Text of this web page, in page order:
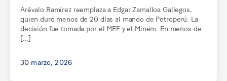
Arévalo Ramírez reemplaza a Edgar Zamalloa Gallegos,
quien duró menos de 20 días al mando de Petroperú. La
decisión fue tomada por el MEF y el Minem. En menos de
[…]
30 marzo, 2026